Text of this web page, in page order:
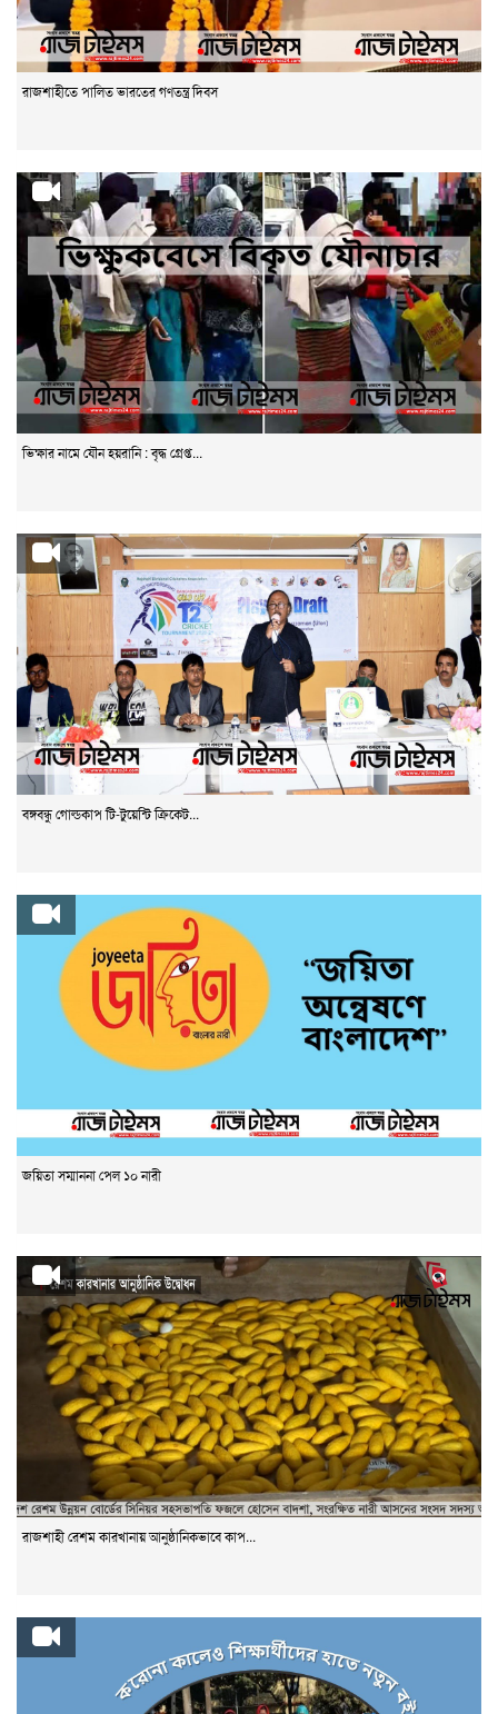
রাজশাহীতে পালিত ভারতের গণতন্ত্র দিবস
ভিক্ষার নামে যৌন হয়রানি : বৃদ্ধ গ্রেপ্ত...
বঙ্গবন্ধু গোল্ডকাপ টি-টুয়েন্টি ক্রিকেট...
জয়িতা সম্মাননা পেল ১০ নারী
রাজশাহী রেশম কারখানায় আনুষ্ঠানিকভাবে কাপ...